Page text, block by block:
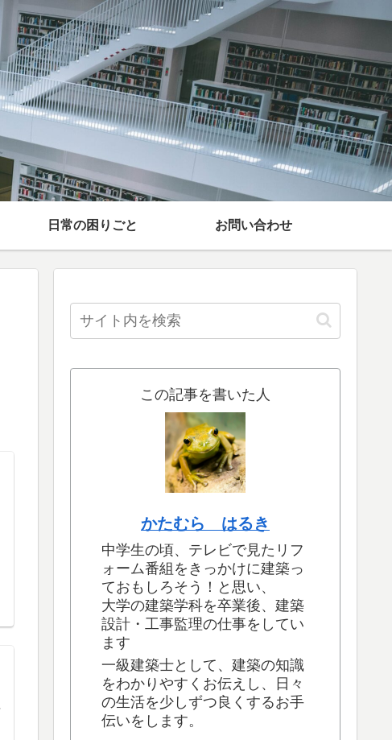
日常の困りごと お問い合わせ
この記事を書いた人
かたむら はるき
中学生の頃、テレビで見たリフ
ォーム番組をきっかけに建築っ
ておもしろそう！と思い、
大学の建築学科を卒業後、建築
設計・工事監理の仕事をしてい
ます
一級建築士として、建築の知識
をわかりやすくお伝えし、日々
の生活を少しずつ良くするお手
伝いをします。